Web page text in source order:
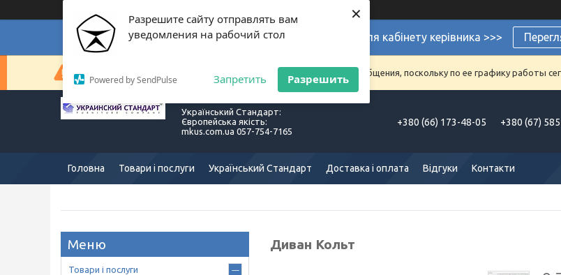
Разрешите сайту отправлять вам
уведомления на рабочий стол
Powered by SendPulse Запретить Разрешить
×
Супермеблі для кабінету керівника >>>
Сейчас компания не может быстро обрабатывать заказы и сообщения, поскольку по ее графику работы
Український Стандарт:
Європейська якість:
mkus.com.ua 057-754-7165
+380 (66) 173-48-05 +380 (67)
Головна Товари і послуги Український Стандарт Доставка і оплата Відгуки Контакти
Диван Кольт
Товари і послуги